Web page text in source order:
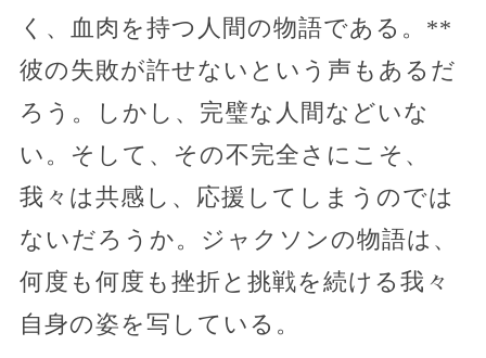
く、血肉を持つ人間の物語である。**
彼の失敗が許せないという声もあるだ
ろう。しかし、完璧な人間などいな
い。そして、その不完全さにこそ、
我々は共感し、応援してしまうのでは
ないだろうか。ジャクソンの物語は、
何度も何度も挫折と挑戦を続ける我々
自身の姿を写している。